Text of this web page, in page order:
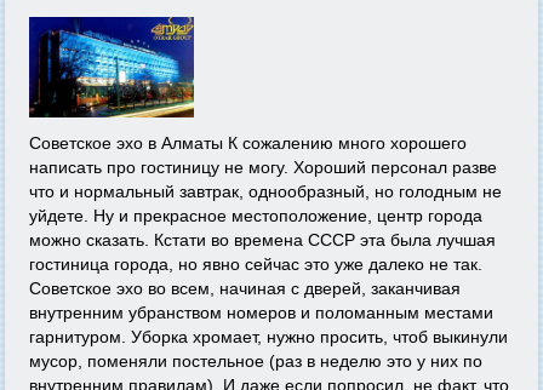
Советское эхо в Алматы К сожалению много хорошего
написать про гостиницу не могу. Хороший персонал разве
что и нормальный завтрак, однообразный, но голодным не
уйдете. Ну и прекрасное местоположение, центр города
можно сказать. Кстати во времена СССР эта была лучшая
гостиница города, но явно сейчас это уже далеко не так.
Советское эхо во всем, начиная с дверей, заканчивая
внутренним убранством номеров и поломанным местами
гарнитуром. Уборка хромает, нужно просить, чтоб выкинули
мусор, поменяли постельное (раз в неделю это у них по
внутренним правилам). И даже если попросил, не факт, что